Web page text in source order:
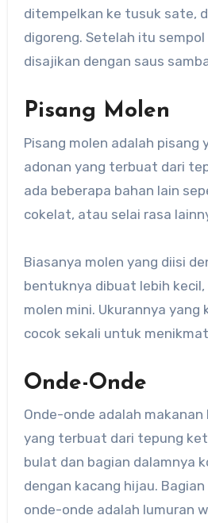
ditempelkan ke tusuk sate,
digoreng. Setelah itu
disajikan dengan saus
Pisang Molen
Pisang molen adalah pisang
adonan yang terbuat dari
ada beberapa bahan lain
cokelat, atau selai rasa
Biasanya molen yang diisi
bentuknya dibuat lebih
molen mini. Ukurannya yang
cocok sekali untuk
Onde-Onde
Onde-onde adalah makanan
yang terbuat dari tepung
bulat dan bagian dalamnya
dengan kacang hijau.
onde-onde adalah lumuran